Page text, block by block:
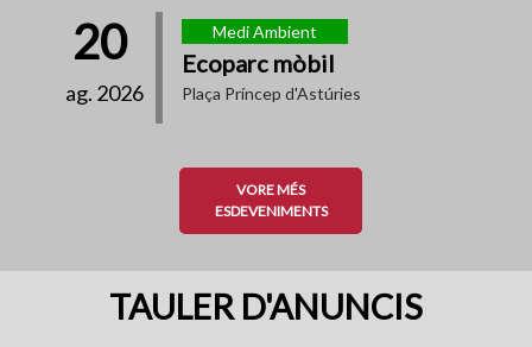
20
ag. 2026
Medi Ambient
Ecoparc mòbil
Plaça Príncep d'Astúries
VORE MÉS
ESDEVENIMENTS
TAULER D'ANUNCIS